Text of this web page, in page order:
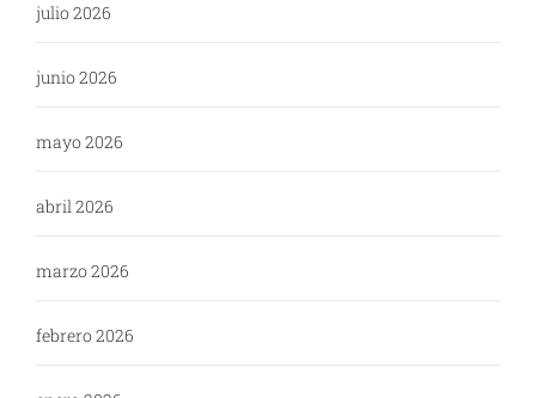
julio 2026
junio 2026
mayo 2026
abril 2026
marzo 2026
febrero 2026